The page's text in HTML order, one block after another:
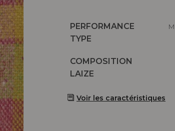
Caractéristiques
PERFORMANCE
Caractéristiques
TYPE
Caractéristiques
COMPOSITION
Caractéristiques
LAIZE
Voir les caractéristiques